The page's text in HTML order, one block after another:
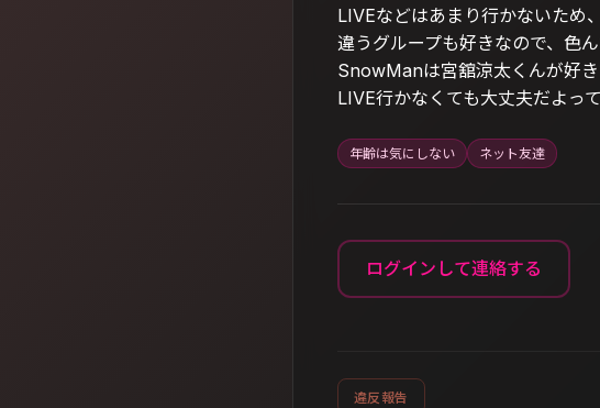
LIVEなどはあまり行かないため
違うグループも好きなので、色
SnowManは宮舘涼太くんが好
LIVE行かなくても大丈夫だよっ
年齢は気にしない ネット友達
ログインして連絡する
違反報告